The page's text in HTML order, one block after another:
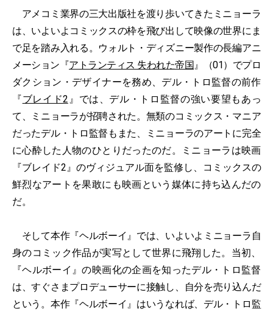
アメコミ業界の三大出版社を渡り歩いてきたミニョーラ
は、いよいよコミックスの枠を飛び出して映像の世界にま
で足を踏み入れる。ウォルト・ディズニー製作の長編アニ
メーション『アトランティス 失われた帝国』（01）でプロ
ダクション・デザイナーを務め、デル・トロ監督の前作
『ブレイド2 』では、デル・トロ監督の強い要望もあっ
て、ミニョーラが招聘された。無類のコミックス・マニア
だったデル・トロ監督もまた、ミニョーラのアートに完全
に心酔した人物のひとりだったのだ。ミニョーラは映画
『ブレイド2』のヴィジュアル面を監修し、コミックスの
鮮烈なアートを果敢にも映画という媒体に持ち込んだの
だ。
そして本作『ヘルボーイ』では、いよいよミニョーラ自
身のコミック作品が実写として世界に飛翔した。当初、
『ヘルボーイ』の映画化の企画を知ったデル・トロ監督
は、すぐさまプロデューサーに接触し、自分を売り込んだ
という。本作『ヘルボーイ』はいうなれば、デル・トロ監